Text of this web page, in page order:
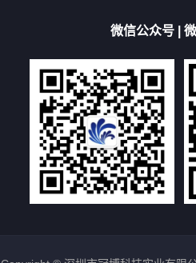
高尔夫球杆清洗机
大型单槽带过滤系列
全自动/半
客户定制非标机参考
双槽三槽
轮胎清洗机
多频 扫频
文章标签
超声波清洗机定制
超声波清洗机
超声波清洗机除锈
超声波清洗
微信公众号 |